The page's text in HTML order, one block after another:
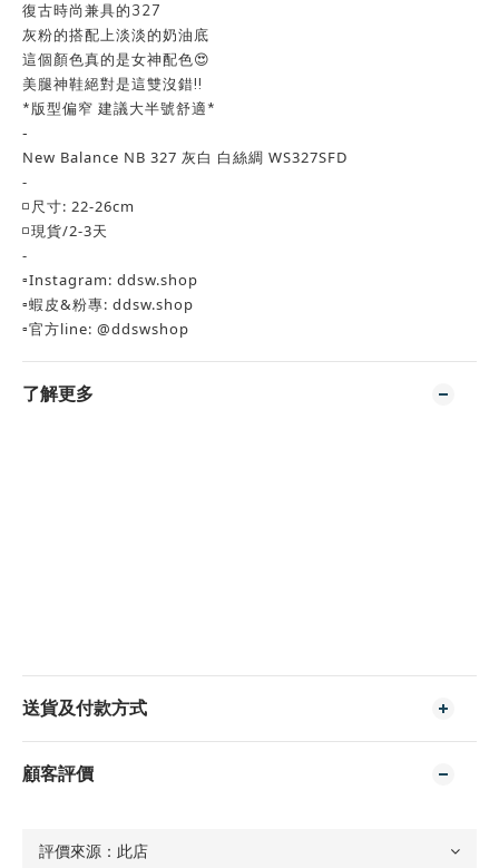
復古時尚兼具的327
灰粉的搭配上淡淡的奶油底
這個顏色真的是女神配色😍
美腿神鞋絕對是這雙沒錯!!
*版型偏窄 建議大半號舒適*
-
New Balance NB 327 灰白 白絲綢 WS327SFD
-
◽️尺寸: 22-26cm
◽️現貨/2-3天
-
▫️Instagram: ddsw.shop
▫️蝦皮&粉專: ddsw.shop
▫️官方line: @ddswshop
了解更多
送貨及付款方式
顧客評價